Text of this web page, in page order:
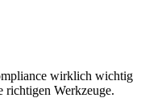
wirklich wichtig
Werkzeuge.